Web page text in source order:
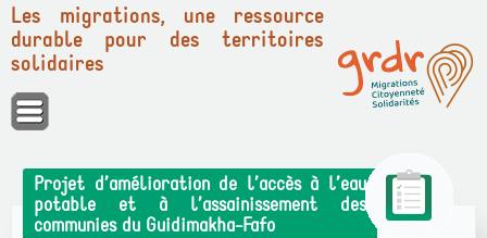
Panneau de gestion des cookies
Les migrations, une ressource
durable pour des territoires
solidaires
Projet d’amélioration de l’accès à l’eau
potable et à l’assainissement des
communies du Guidimakha-Fafo